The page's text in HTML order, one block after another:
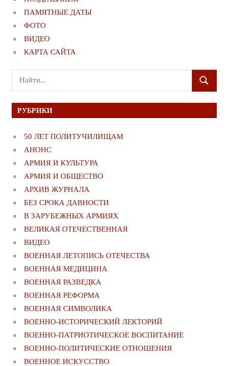
ПАМЯТНЫЕ ДАТЫ
ФОТО
ВИДЕО
КАРТА САЙТА
Поиск
для:
ПОИСК
РУБРИКИ
50 ЛЕТ ПОЛИТУЧИЛИЩАМ
АНОНС
АРМИЯ И КУЛЬТУРА
АРМИЯ И ОБЩЕСТВО
АРХИВ ЖУРНАЛА
БЕЗ СРОКА ДАВНОСТИ
В ЗАРУБЕЖНЫХ АРМИЯХ
ВЕЛИКАЯ ОТЕЧЕСТВЕННАЯ
ВИДЕО
ВОЕННАЯ ЛЕТОПИСЬ ОТЕЧЕСТВА
ВОЕННАЯ МЕДИЦИНА
ВОЕННАЯ РАЗВЕДКА
ВОЕННАЯ РЕФОРМА
ВОЕННАЯ СИМВОЛИКА
ВОЕННО-ИСТОРИЧЕСКИЙ ЛЕКТОРИЙ
ВОЕННО-ПАТРИОТИЧЕСКОЕ ВОСПИТАНИЕ
ВОЕННО-ПОЛИТИЧЕСКИE ОТНОШЕНИЯ
ВОЕННОЕ ИСКУССТВО